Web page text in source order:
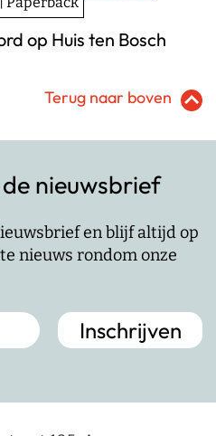
op Huis ten Bosch
Terug naar boven
nieuwsbrief
en blijf altijd op
nieuws rondom onze